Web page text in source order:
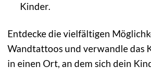
Kinder.
Entdecke die vielfältigen
Wandtattoos und verwandle das
in einen Ort, an dem sich dein